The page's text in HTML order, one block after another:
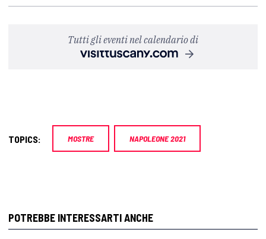
Tutti gli eventi nel calendario di
TOPICS: MOSTRE NAPOLEONE 2021
POTREBBE INTERESSARTI ANCHE